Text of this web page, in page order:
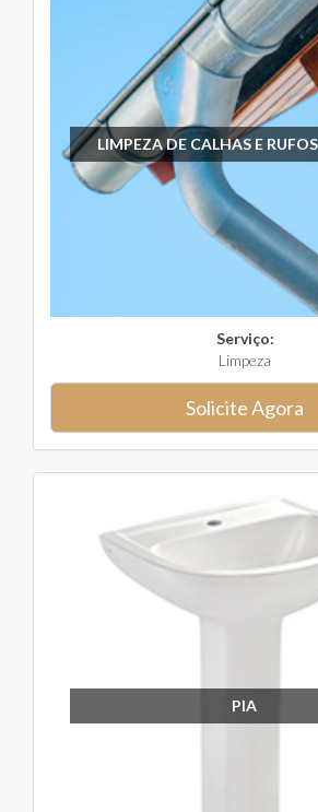
LIMPEZA DE CALHAS E
Serviço:
Limpeza
Solicite Agora
PIA